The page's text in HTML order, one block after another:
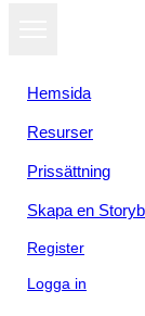
Hemsida
Resurser
Prissättning
Skapa en
Register
Logga in